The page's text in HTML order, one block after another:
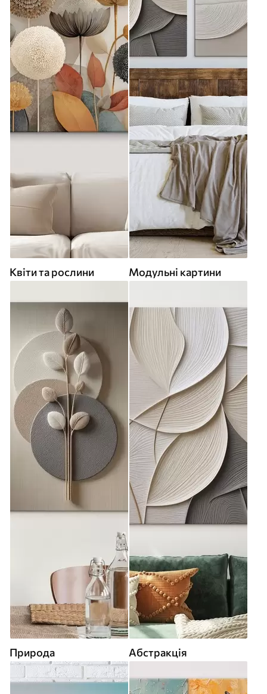
Квіти та рослини Модульні картини
Природа Абстракція